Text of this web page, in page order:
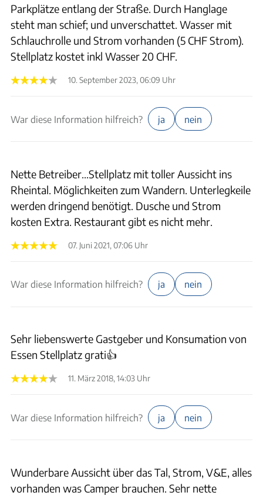
Parkplätze entlang der Straße. Durch Hanglage
steht man schief; und unverschattet. Wasser mit
Schlauchrolle und Strom vorhanden (5 CHF Strom).
Stellplatz kostet inkl Wasser 20 CHF.
10. September 2023, 06:09 Uhr
War diese Information hilfreich? ja nein
Nette Betreiber...Stellplatz mit toller Aussicht ins
Rheintal. Möglichkeiten zum Wandern. Unterlegkeile
werden dringend benötigt. Dusche und Strom
kosten Extra. Restaurant gibt es nicht mehr.
07. Juni 2021, 07:06 Uhr
War diese Information hilfreich? ja nein
Sehr liebenswerte Gastgeber und Konsumation von
Essen Stellplatz grati👍
11. März 2018, 14:03 Uhr
War diese Information hilfreich? ja nein
Wunderbare Aussicht über das Tal, Strom, V&E, alles
vorhanden was Camper brauchen. Sehr nette